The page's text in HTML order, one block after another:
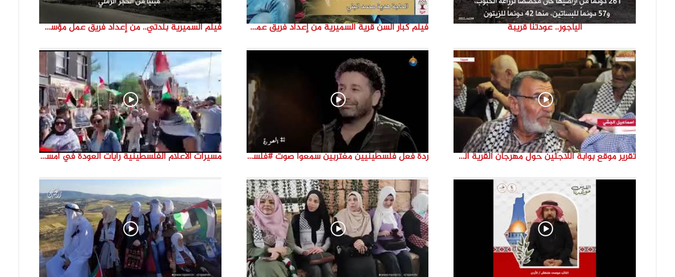
o
الياجور.. عودتنا قريبة فيلم كبار السن قرية السميرية من إعداد فريق عمل مؤسسة هوية فيلم السميرية بلدتي.. من إعداد فريق عمل مؤسسة هوية
تقرير موقع بوابة اللاجئين حول مهرجان القرية الفلسطينية ( السميرية بلدتي) ردة فعل فلسطينيين مغتربين سمعوا صوت #فلسطين لأول مرة #نتماء2022 #القدس_موعدنا #النكبة74 مسيرات الاعلام الفلسطينية رايات العودة في امستردام #النكبة74 #انتماء2022 #القدس_موعدنا